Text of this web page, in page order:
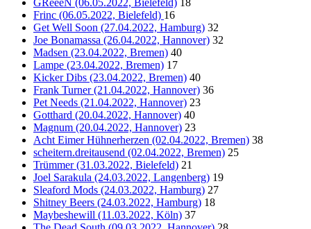
Frinc (06.05.2022, Bielefeld) 16
Get Well Soon (27.04.2022, Hamburg) 32
Joe Bonamassa (26.04.2022, Hannover) 32
Madsen (23.04.2022, Bremen) 40
Lampe (23.04.2022, Bremen) 17
Kicker Dibs (23.04.2022, Bremen) 40
Frank Turner (21.04.2022, Hannover) 36
Pet Needs (21.04.2022, Hannover) 23
Gotthard (20.04.2022, Hannover) 40
Magnum (20.04.2022, Hannover) 23
Acht Eimer Hühnerherzen (02.04.2022, Bremen) 38
scheitern.dreitausend (02.04.2022, Bremen) 25
Trümmer (31.03.2022, Bielefeld) 21
Joel Sarakula (24.03.2022, Langenberg) 19
Sleaford Mods (24.03.2022, Hamburg) 27
Shitney Beers (24.03.2022, Hamburg) 18
Maybeshewill (11.03.2022, Köln) 37